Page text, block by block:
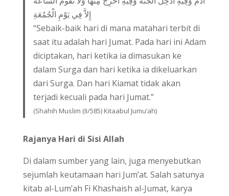
إِلاَّ فِي يَوْمِ الْجُمُعَةِ
“Sebaik-baik hari di mana matahari terbit di
saat itu adalah hari Jumat. Pada hari ini Adam
diciptakan, hari ketika ia dimasukan ke
dalam Surga dan hari ketika ia dikeluarkan
dari Surga. Dan hari Kiamat tidak akan
terjadi kecuali pada hari Jumat.”
(Shahih Muslim (II/585) Kitaabul Jumu’ah)
Rajanya Hari di Sisi Allah
Di dalam sumber yang lain, juga menyebutkan
sejumlah keutamaan hari Jum’at. Salah satunya
kitab al-Lum’ah Fi Khashaish al-Jumat, karya